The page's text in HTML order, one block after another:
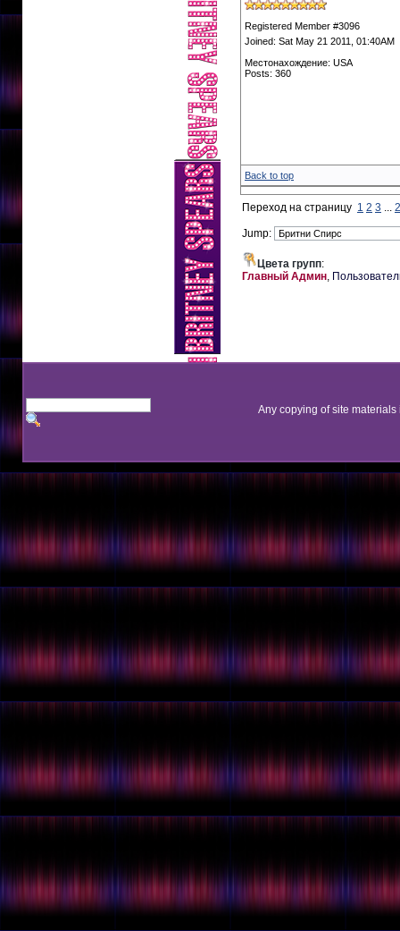
Registered Member #3096
Joined: Sat May 21 2011, 01:40AM
Местонахождение: USA
Posts: 360
Back to top
Переход на страницу 1 2 3 ...
Jump:
Цвета групп:
Главный Админ,
Any copying of site